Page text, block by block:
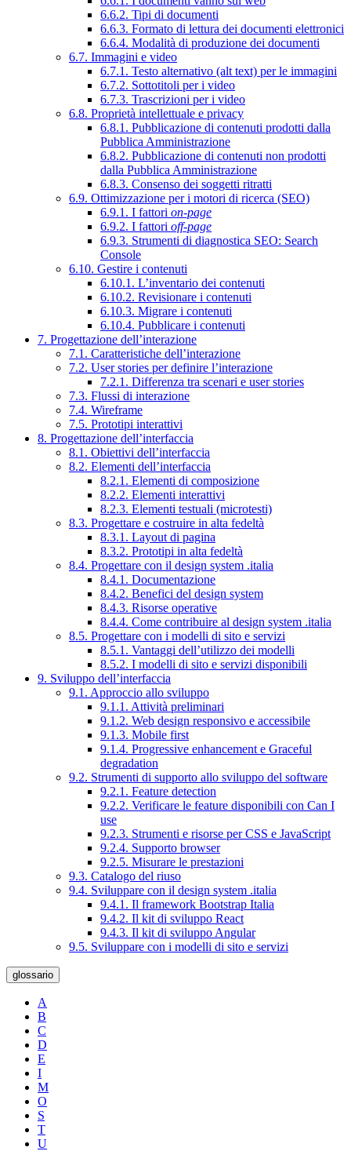
6.6.2. Tipi di documenti
6.6.3. Formato di lettura dei documenti elettronici
6.6.4. Modalità di produzione dei documenti
6.7. Immagini e video
6.7.1. Testo alternativo (alt text) per le immagini
6.7.2. Sottotitoli per i video
6.7.3. Trascrizioni per i video
6.8. Proprietà intellettuale e privacy
6.8.1. Pubblicazione di contenuti prodotti dalla
Pubblica Amministrazione
6.8.2. Pubblicazione di contenuti non prodotti
dalla Pubblica Amministrazione
6.8.3. Consenso dei soggetti ritratti
6.9. Ottimizzazione per i motori di ricerca (SEO)
6.9.1. I fattori on-page
6.9.2. I fattori off-page
6.9.3. Strumenti di diagnostica SEO: Search
Console
6.10. Gestire i contenuti
6.10.1. L’inventario dei contenuti
6.10.2. Revisionare i contenuti
6.10.3. Migrare i contenuti
6.10.4. Pubblicare i contenuti
7. Progettazione dell’interazione
7.1. Caratteristiche dell’interazione
7.2. User stories per definire l’interazione
7.2.1. Differenza tra scenari e user stories
7.3. Flussi di interazione
7.4. Wireframe
7.5. Prototipi interattivi
8. Progettazione dell’interfaccia
8.1. Obiettivi dell’interfaccia
8.2. Elementi dell’interfaccia
8.2.1. Elementi di composizione
8.2.2. Elementi interattivi
8.2.3. Elementi testuali (microtesti)
8.3. Progettare e costruire in alta fedeltà
8.3.1. Layout di pagina
8.3.2. Prototipi in alta fedeltà
8.4. Progettare con il design system .italia
8.4.1. Documentazione
8.4.2. Benefici del design system
8.4.3. Risorse operative
8.4.4. Come contribuire al design system .italia
8.5. Progettare con i modelli di sito e servizi
8.5.1. Vantaggi dell’utilizzo dei modelli
8.5.2. I modelli di sito e servizi disponibili
9. Sviluppo dell’interfaccia
9.1. Approccio allo sviluppo
9.1.1. Attività preliminari
9.1.2. Web design responsivo e accessibile
9.1.3. Mobile first
9.1.4. Progressive enhancement e Graceful
degradation
9.2. Strumenti di supporto allo sviluppo del software
9.2.1. Feature detection
9.2.2. Verificare le feature disponibili con Can I
use
9.2.3. Strumenti e risorse per CSS e JavaScript
9.2.4. Supporto browser
9.2.5. Misurare le prestazioni
9.3. Catalogo del riuso
9.4. Sviluppare con il design system .italia
9.4.1. Il framework Bootstrap Italia
9.4.2. Il kit di sviluppo React
9.4.3. Il kit di sviluppo Angular
9.5. Sviluppare con i modelli di sito e servizi
glossario
A
B
C
D
E
I
M
O
S
T
U